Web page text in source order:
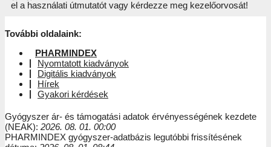
el a használati útmutatót vagy kérdezze meg kezelőorvosát!
További oldalaink:
PHARMINDEX
Nyomtatott kiadványok
Digitális kiadványok
Hírek
Gyakori kérdések
Gyógyszer ár- és támogatási adatok érvényességének kezdete
(NEAK): 2026. 08. 01. 00:00
PHARMINDEX gyógyszer-adatbázis legutóbbi frissítésének